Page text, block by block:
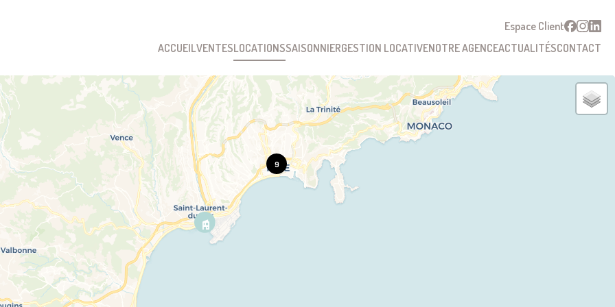
Espace Client
ACCUEILVENTESLOCATIONSSAISONNIERGESTION LOCATIVENOTRE AGENCEACTUALITÉSCONTACT
9